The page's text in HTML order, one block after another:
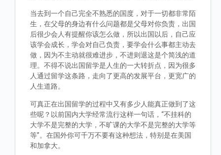
当去到一个自己完全不熟悉的国度，对于一切都非常陌
生，在父母的身边有什么问题都是父母对你负责，出国
后很少会人有提醒你该怎么做，所以出国以后，自己应
该学会成长，学会对自己负责，要学会什么事都主动去
做，因为不主动就很难进步，不进则退这是个简浅的道
理。不得不说出国留学是人生的一大转折点，因为很多
人通过留学这条路，走向了更高的发展平台，更宽广的
人生道路。
可真正在出国留学的过程中又有多少人能真正做到了这
些呢？以前国内大学经常流行这样一句话，“不挂科的
大学不是完整的大学，不旷课的大学不是完整的大学等
等”。在国外你可千万不要有这种想法，特别是在美国
和加拿大。